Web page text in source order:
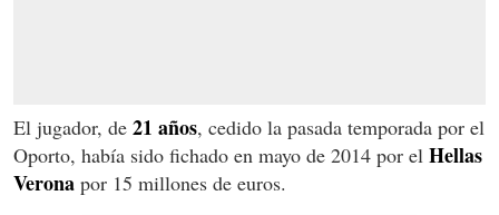
El jugador, de 21 años, cedido la pasada temporada por el
Oporto, había sido fichado en mayo de 2014 por el Hellas
Verona por 15 millones de euros.